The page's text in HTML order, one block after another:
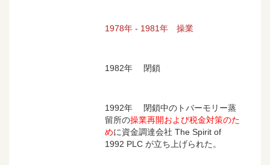
1978年 - 1981年 操業
1982年 閉鎖
1992年 閉鎖中のトバーモリー蒸
留所の操業再開および税金対策のた
めに資金調達会社 The Spirit of
1992 PLC が立ち上げられた。